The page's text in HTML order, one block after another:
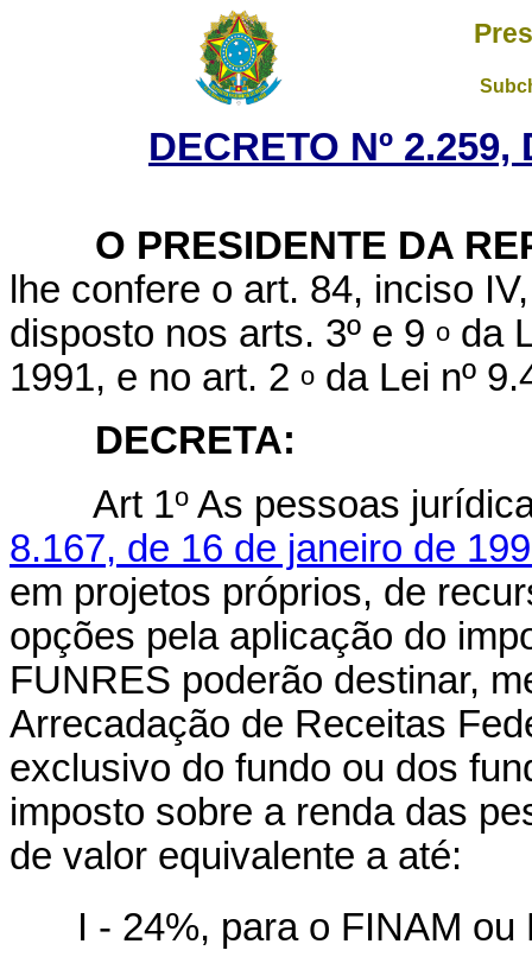
DECRETO Nº
O PRESIDENTE DA
lhe confere o art. 84, inciso
disposto nos arts. 3º e 9 o da
1991, e no art. 2 o da Lei nº
DECRETA:
Art 1o As pessoas
8.167, de 16 de janeiro de
em projetos próprios, de
opções pela aplicação do
FUNRES poderão destinar,
Arrecadação de Receitas
exclusivo do fundo ou dos
imposto sobre a renda das
de valor equivalente a até:
I - 24%, para o FINAM ou